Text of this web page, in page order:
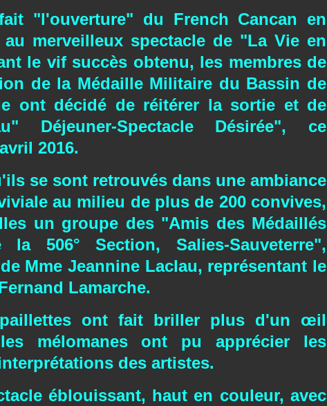
"l'ouverture" du French Cancan en
au merveilleux spectacle de "La Vie en
le vif succès obtenu, les membres de
de la Médaille Militaire du Bassin de
ont décidé de réitérer la sortie et de
Déjeuner-Spectacle Désirée", ce
2016.
se sont retrouvés dans une ambiance
au milieu de plus de 200 convives,
un groupe des "Amis des Médaillés
la 506° Section, Salies-Sauveterre",
Mme Jeannine Laclau, représentant le
Lamarche.
ont fait briller plus d'un œil
mélomanes ont pu apprécier les
des artistes.
éblouissant, haut en couleur, avec